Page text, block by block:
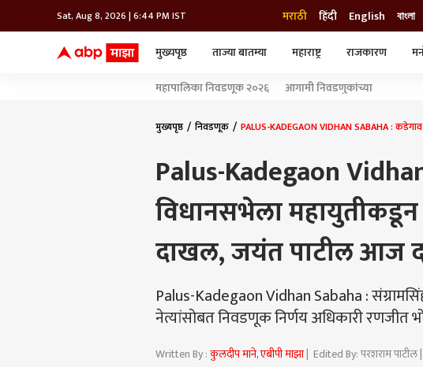
Sat, Aug 8, 2026 | 6:44 PM IST मराठी हिंदी English বাংলা
मुख्यपृष्ठ ताज्या बातम्या महाराष्ट्र राजकारण
टेलिव्हिजन
महापालिका निवडणूक २०२६ आगामी निवडणुकांच्या
मुख्यपृष्ठ निवडणूक PALUS-KADEGAON VIDHAN SABAHA :
Palus-Kadegaon
विधानसभेला
दाखल, जयंत पाटील आज
Palus-Kadegaon Vidhan Sabaha :
नेत्यांसोबत निवडणूक निर्णय अधिकारी
Written By :कुलदीप माने, एबीपी माझा| Edited By: परशराम